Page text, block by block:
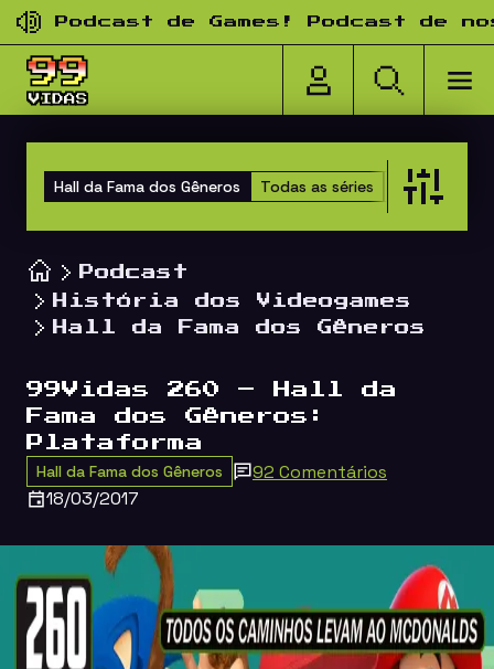
Pular para o conteúdo
Podcast de Games! Podcast de
Todas as séries Clones
Hall da Fama dos Gêneros
Podcast
História dos Videogames
Hall da Fama dos Gêneros
99Vidas 260 – Hall da
Fama dos Gêneros:
Plataforma
Hall da Fama dos Gêneros
92 Comentários
18/03/2017